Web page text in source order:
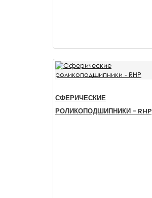
СФЕРИЧЕСКИЕ
РОЛИКОПОДШИПНИКИ - RHP